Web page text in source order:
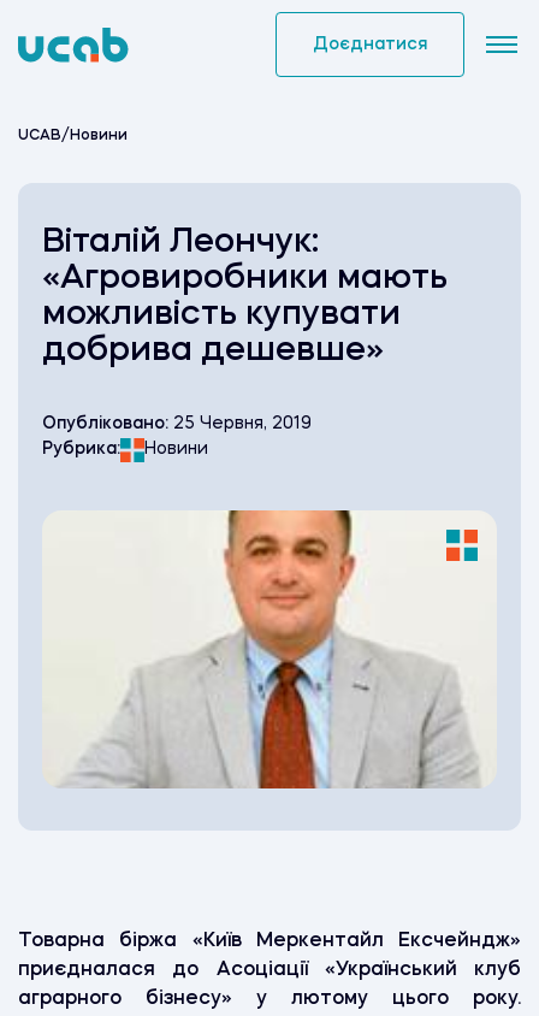
to
Доєднатися
UCAB/ Новини
Віталій Леончук:
«Агровиробники мають
можливість купувати
добрива дешевше»
Опубліковано: 25 Червня, 2019
Рубрика:
Новини
Товарна біржа «Київ Меркентайл Ексчейндж»
приєдналася до Асоціації «Український клуб
аграрного бізнесу» у лютому цього року.